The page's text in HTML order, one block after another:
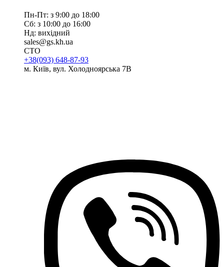
Пн-Пт: з 9:00 до 18:00
Сб: з 10:00 до 16:00
Нд: вихідний
sales@gs.kh.ua
СТО
+38(093) 648-87-93
м. Київ, вул. Холодноярська 7В